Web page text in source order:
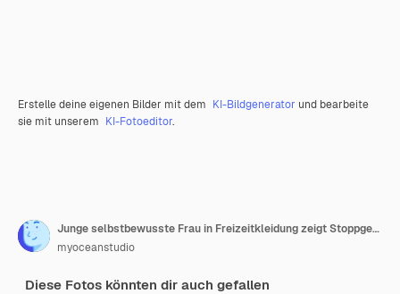
Erstelle deine eigenen Bilder mit dem KI-Bildgenerator und bearbeite
sie mit unserem KI-Fotoeditor.
Junge selbstbewusste Frau in Freizeitkleidung zeigt Stoppgeste und sieht direkt vor der Kamera isoliert auf gelbem Hintergrund aus
myoceanstudio
Diese Fotos könnten dir auch gefallen